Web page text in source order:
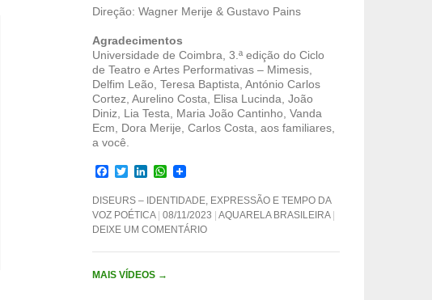
Direção: Wagner Merije & Gustavo Pains
Agradecimentos
Universidade de Coimbra, 3.ª edição do Ciclo
de Teatro e Artes Performativas – Mimesis,
Delfim Leão, Teresa Baptista, António Carlos
Cortez, Aurelino Costa, Elisa Lucinda, João
Diniz, Lia Testa, Maria João Cantinho, Vanda
Ecm, Dora Merije, Carlos Costa, aos familiares,
a você.
F
c
e
b
o
o
T
i
t
t
e
r
L
n
k
e
d
I
W
a
t
s
A
p
DISEURS – IDENTIDADE, EXPRESSÃO E TEMPO DA
VOZ POÉTICA
08/11/2023
AQUARELA BRASILEIRA
DEIXE UM COMENTÁRIO
MAIS VÍDEOS →